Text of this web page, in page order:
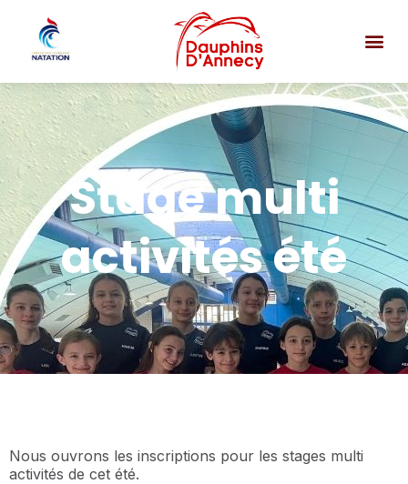
Stage multi
activités été
Nous ouvrons les inscriptions pour les stages multi
activités de cet été.